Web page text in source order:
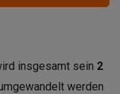
insgesamt sein 2
werden